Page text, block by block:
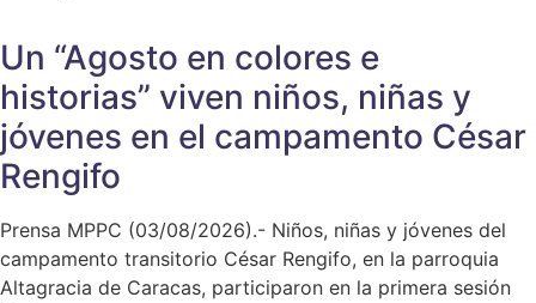
Un “Agosto en colores e
historias” viven niños, niñas y
jóvenes en el campamento César
Rengifo
Prensa MPPC (03/08/2026).- Niños, niñas y jóvenes del
campamento transitorio César Rengifo, en la parroquia
Altagracia de Caracas, participaron en la primera sesión